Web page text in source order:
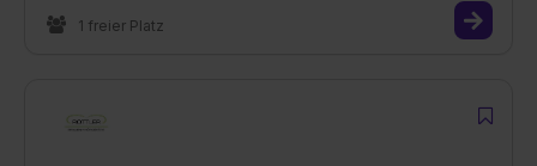
1 freier Platz